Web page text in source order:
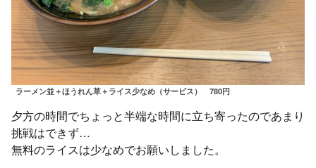
ラーメン並＋ほうれん草＋ライス少なめ（サービス） 780円
夕方の時間でちょっと半端な時間に立ち寄ったのであまり
挑戦はできず…
無料のライスは少なめでお願いしました。